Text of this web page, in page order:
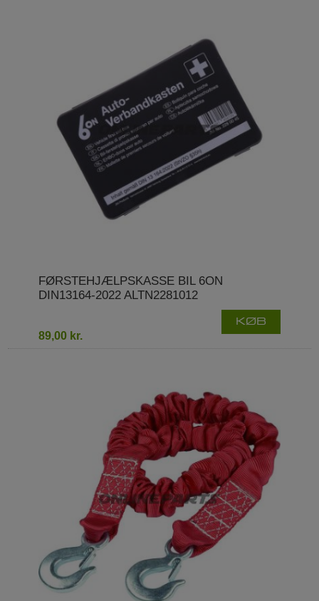
FØRSTEHJÆLPSKASSE BIL 6ON
DIN13164-2022 ALTN2281012
89,00 kr.
KØB